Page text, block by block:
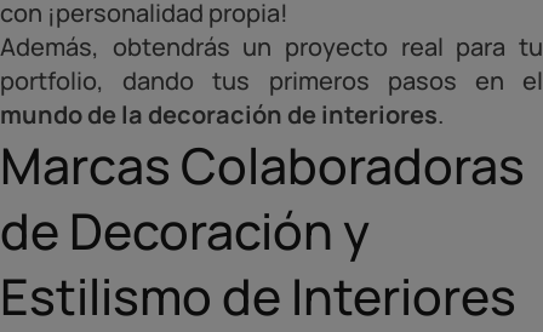
con ¡personalidad propia!
Además, obtendrás un proyecto real para tu
portfolio, dando tus primeros pasos en el
mundo de la decoración de interiores.
Marcas Colaboradoras
de Decoración y
Estilismo de Interiores